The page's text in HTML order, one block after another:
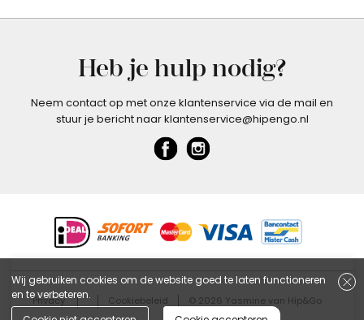
Heb je hulp nodig?
Neem contact op met onze klantenservice via de mail en
stuur je bericht naar klantenservice@hipengo.nl
Privacy Cookiebeleid © 2026 Yasmine van Hip&Go
Wij gebruiken cookies om de website goed te laten functioneren
en te verbeteren.